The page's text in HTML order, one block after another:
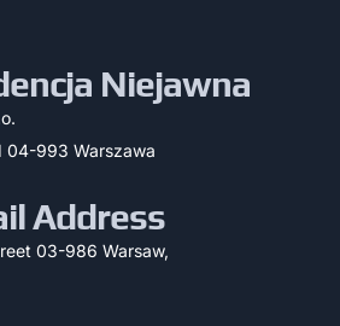
Niejawna
04-993 Warszawa
Address
03-986 Warsaw,